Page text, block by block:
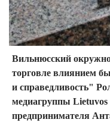
Вильнюсский
торговле влиянием
и справедливость"
медиагруппы Lietuvos
предпринимателя